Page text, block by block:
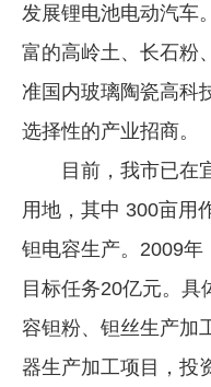
发展锂电池电动汽车
富的高岭土、长石粉
准国内玻璃陶瓷高科
选择性的产业招商。
目前，我市已在宜
用地，其中 300亩用
钽电容生产。2009
目标任务20亿元。具
容钽粉、钽丝生产加
器生产加工项目，投